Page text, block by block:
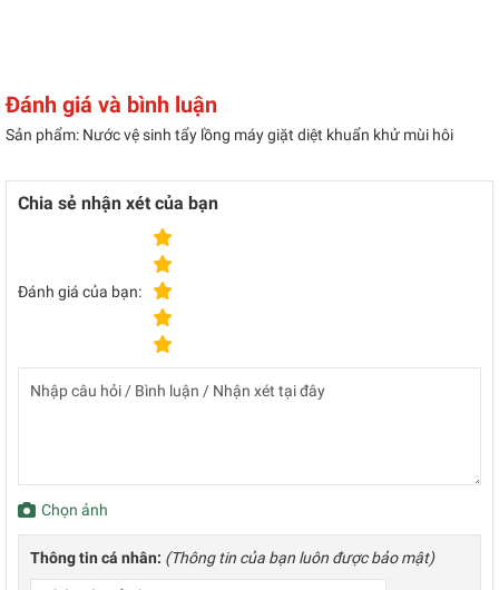
Đánh giá và bình luận
Sản phẩm: Nước vệ sinh tẩy lồng máy giặt diệt khuẩn khử mùi hôi
Chia sẻ nhận xét của bạn
Đánh giá của bạn:
Chọn ảnh
Thông tin cá nhân: (Thông tin của bạn luôn được bảo mật)